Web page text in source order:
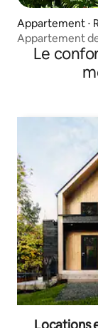
Appartement ⋅
Appartement
Le